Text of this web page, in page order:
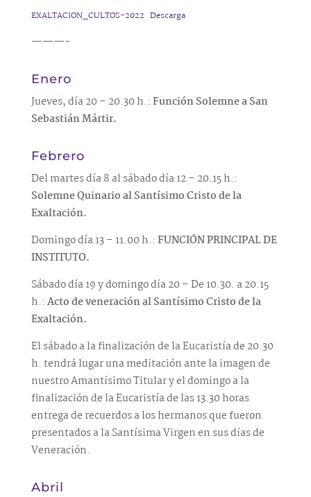
EXALTACION_CULTOS-2022 Descarga
———-
Enero
Jueves, día 20 – 20.30 h.: Función Solemne a San
Sebastián Mártir.
Febrero
Del martes día 8 al sábado día 12 – 20.15 h.:
SolemneQuinario al Santísimo Cristo de la
Exaltación.
Domingo día 13 – 11.00 h.: FUNCIÓN PRINCIPAL DE
INSTITUTO.
Sábado día 19 y domingo día 20 – De 10.30. a 20.15
h.: Acto de veneración al Santísimo Cristo de la
Exaltación.
El sábado a la finalización de la Eucaristía de 20.30
h. tendrá lugar una meditación ante la imagen de
nuestro Amantísimo Titular y el domingo a la
finalización de la Eucaristía de las 13.30 horas
entrega de recuerdos a los hermanos que fueron
presentados a la Santísima Virgen en sus días de
Veneración.
Abril